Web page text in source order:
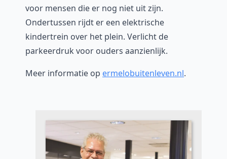
voor mensen die er nog niet uit zijn.
Ondertussen rijdt er een elektrische
kindertrein over het plein. Verlicht de
parkeerdruk voor ouders aanzienlijk.
Meer informatie op ermelobuitenleven.nl.